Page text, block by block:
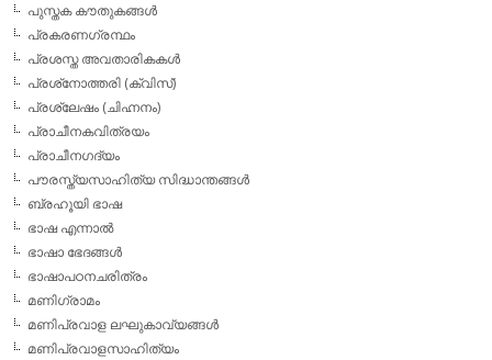
പുസ്തക കൗതുകങ്ങള്‍
പ്രകരണഗ്രന്ഥം
പ്രശസ്ത അവതാരികകള്‍
പ്രശ്‌നോത്തരി (ക്വിസ്)
പ്രശ്ലേഷം (ചിഹ്നനം)
പ്രാചീനകവിത്രയം
പ്രാചീനഗദ്യം
പൗരസ്ത്യസാഹിത്യ സിദ്ധാന്തങ്ങള്‍
ബ്രഹൂയി ഭാഷ
ഭാഷ എന്നാല്‍
ഭാഷാ ഭേദങ്ങള്‍
ഭാഷാപഠനചരിത്രം
മണിഗ്രാമം
മണിപ്രവാള ലഘുകാവ്യങ്ങള്‍
മണിപ്രവാളസാഹിത്യം